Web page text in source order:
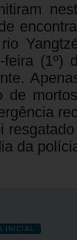
(1º)
de
da
INICIAL